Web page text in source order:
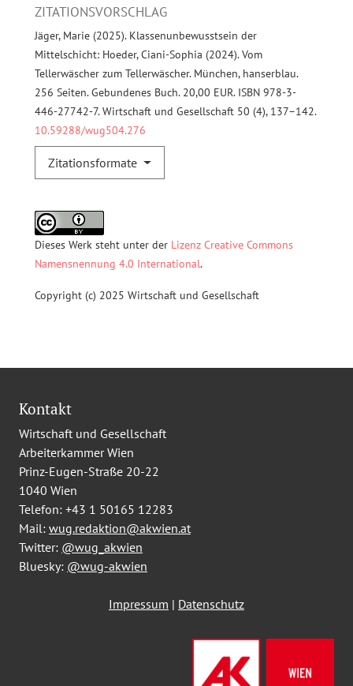
ZITATIONSVORSCHLAG
Jäger, Marie (2025). Klassenunbewusstsein der
Mittelschicht: Hoeder, Ciani-Sophia (2024). Vom
Tellerwäscher zum Tellerwäscher. München, hanserblau.
256 Seiten. Gebundenes Buch. 20,00 EUR. ISBN 978-3-
446-27742-7. Wirtschaft und Gesellschaft 50 (4), 137–142.
10.59288/wug504.276
Zitationsformate
Dieses Werk steht unter der Lizenz Creative Commons
Namensnennung 4.0 International.
Copyright (c) 2025 Wirtschaft und Gesellschaft
Kontakt
Wirtschaft und Gesellschaft
Arbeiterkammer Wien
Prinz-Eugen-Straße 20-22
1040 Wien
Telefon: +43 1 50165 12283
Mail: wug.redaktion@akwien.at
Twitter: @wug_akwien
Bluesky: @wug-akwien
Impressum | Datenschutz